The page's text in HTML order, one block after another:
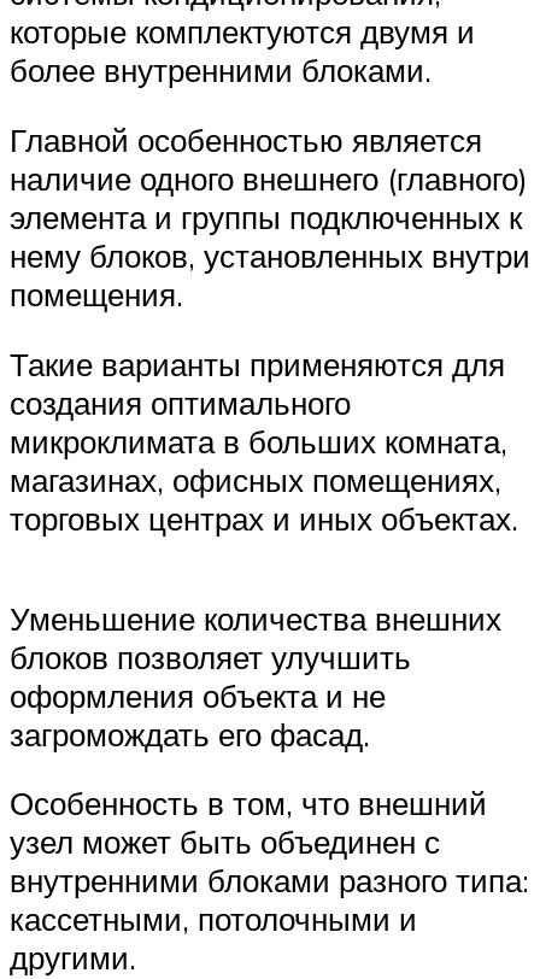
которые комплектуются двумя и
более внутренними блоками.
Главной особенностью является
наличие одного внешнего (главного)
элемента и группы подключенных к
нему блоков, установленных внутри
помещения.
Такие варианты применяются для
создания оптимального
микроклимата в больших комната,
магазинах, офисных помещениях,
торговых центрах и иных объектах.
Уменьшение количества внешних
блоков позволяет улучшить
оформления объекта и не
загромождать его фасад.
Особенность в том, что внешний
узел может быть объединен с
внутренними блоками разного типа:
кассетными, потолочными и
другими.